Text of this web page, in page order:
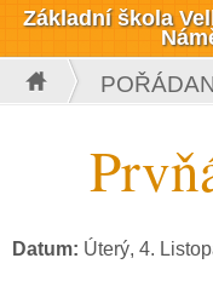
Základní škola
Jste zde
Datum: Úterý, 4.